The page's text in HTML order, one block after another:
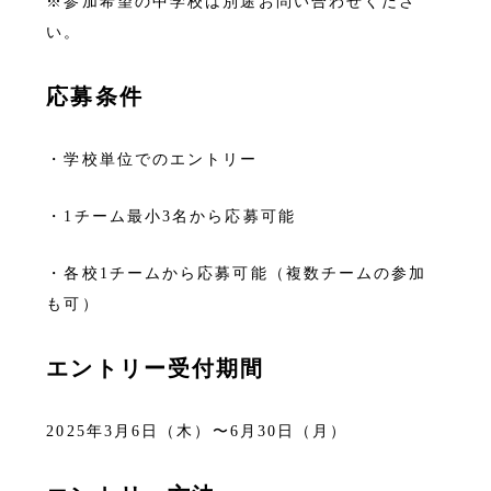
い。
応募条件
・学校単位でのエントリー
・1チーム最小3名から応募可能
・各校1チームから応募可能（複数チームの参加
も可）
エントリー受付期間
2025年3月6日（木）〜6月30日（月）